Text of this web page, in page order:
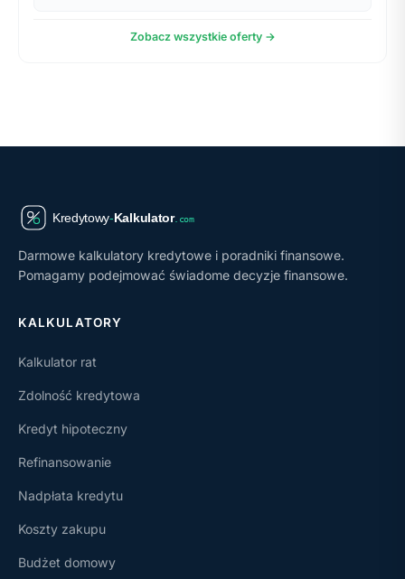
Zobacz wszystkie oferty →
Darmowe kalkulatory kredytowe i poradniki finansowe.
Pomagamy podejmować świadome decyzje finansowe.
KALKULATORY
Kalkulator rat
Zdolność kredytowa
Kredyt hipoteczny
Refinansowanie
Nadpłata kredytu
Koszty zakupu
Budżet domowy